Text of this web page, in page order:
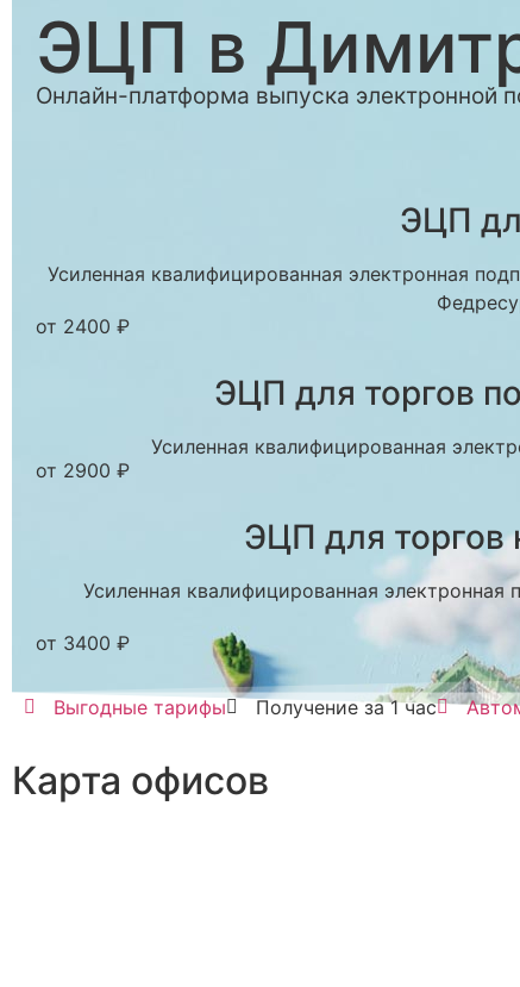
ЭЦП в
Онлайн-платформа выпуска электронной
ЭЦП
Усиленная квалифицированная электронная
от 2400 ₽
ЭЦП для торгов
Усиленная квалифицированная
от 2900 ₽
ЭЦП для торгов
Усиленная квалифицированная
от 3400 ₽
Выгодные тарифы Получение за 1 час
Карта офисов